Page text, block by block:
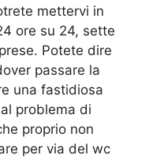
mettervi in
ore su 24, sette
Potete dire
passare la
una fastidiosa
problema di
proprio non
per via del wc